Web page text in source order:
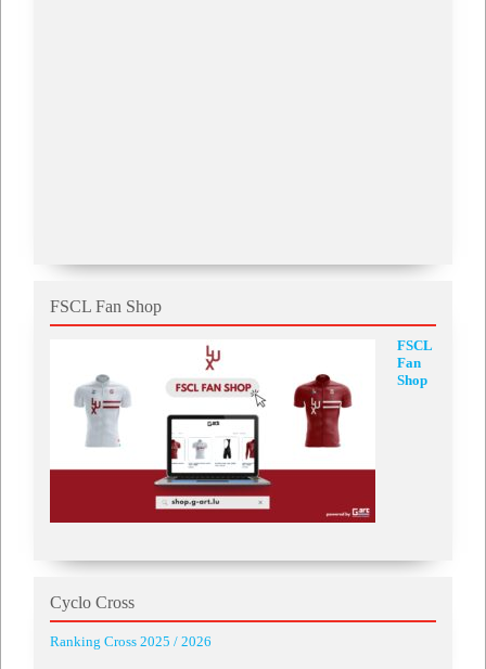
FSCL Fan Shop
FSCL
Fan
Shop
Cyclo Cross
Ranking Cross 2025 / 2026